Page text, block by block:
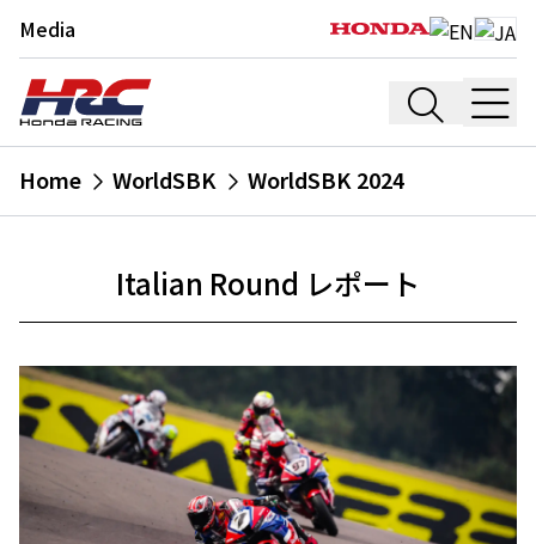
Media
Home WorldSBK WorldSBK 2024
Italian Round レポート